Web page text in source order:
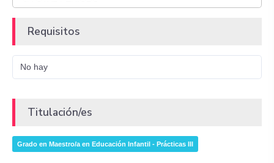
Requisitos
No hay
Titulación/es
Grado en Maestro/a en Educación Infantil - Prácticas III